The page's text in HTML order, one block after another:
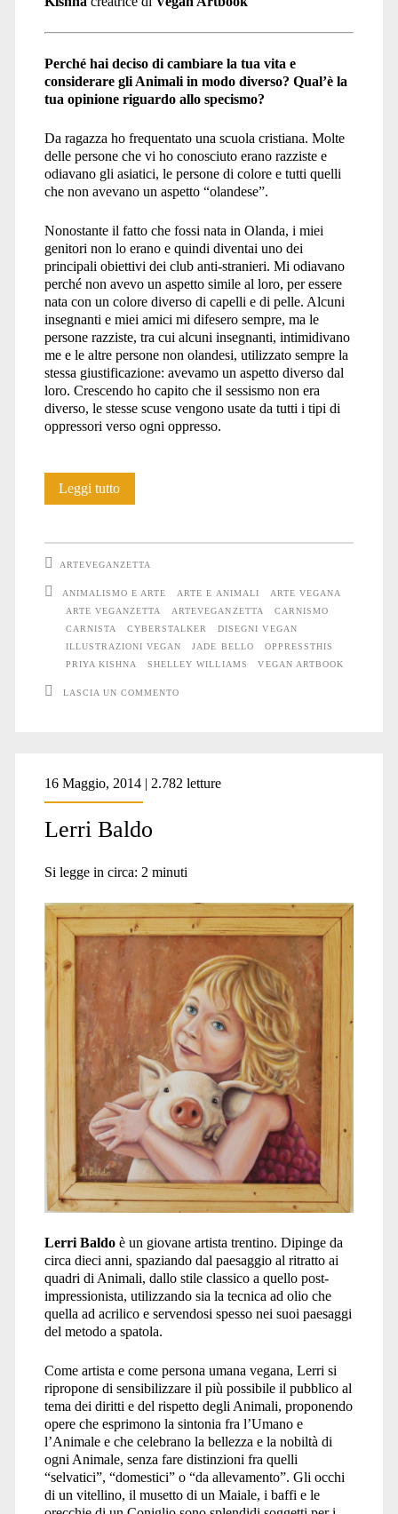
Perché hai deciso di cambiare la tua vita e
considerare gli Animali in modo diverso? Qual’è la
tua opinione riguardo allo specismo?
Da ragazza ho frequentato una scuola cristiana. Molte
delle persone che vi ho conosciuto erano razziste e
odiavano gli asiatici, le persone di colore e tutti quelli
che non avevano un aspetto “olandese”.
Nonostante il fatto che fossi nata in Olanda, i miei
genitori non lo erano e quindi diventai uno dei
principali obiettivi dei club anti-stranieri. Mi odiavano
perché non avevo un aspetto simile al loro, per essere
nata con un colore diverso di capelli e di pelle. Alcuni
insegnanti e miei amici mi difesero sempre, ma le
persone razziste, tra cui alcuni insegnanti, intimidivano
me e le altre persone non olandesi, utilizzato sempre la
stessa giustificazione: avevamo un aspetto diverso dal
loro. Crescendo ho capito che il sessismo non era
diverso, le stesse scuse vengono usate da tutti i tipi di
oppressori verso ogni oppresso.
Leggi tuttoIntervista
creatrice
di
ARTEVEGANZETTA
ANIMALISMO E ARTE ARTE E ANIMALI
ARTE VEGANA
ARTE VEGANZETTA
ARTEVEGANZETTA
CARNISMO
CARNISTA
CYBERSTALKER
DISEGNI VEGAN
ILLUSTRAZIONI VEGAN
JADE BELLO
OPPRESSTHIS
PRIYA KISHNA
SHELLEY WILLIAMS VEGAN ARTBOOK
LASCIA UN COMMENTO
16 Maggio, 2014 | 2.782 letture
Lerri Baldo
Si legge in circa: 2 minuti
Lerri Baldoè un giovane artista trentino. Dipinge da
circa dieci anni, spaziando dal paesaggio al ritratto ai
quadri di Animali, dallo stile classico a quello post-
impressionista, utilizzando sia la tecnica ad olio che
quella ad acrilico e servendosi spesso nei suoi paesaggi
del metodo a spatola.
Come artista e come persona umana vegana, Lerri si
ripropone di sensibilizzare il più possibile il pubblico al
tema dei diritti e del rispetto degli Animali, proponendo
opere che esprimono la sintonia fra l’Umano e
l’Animale e che celebrano la bellezza e la nobiltà di
ogni Animale, senza fare distinzioni fra quelli
“selvatici”, “domestici” o “da allevamento”. Gli occhi
di un vitellino, il musetto di un Maiale, i baffi e le